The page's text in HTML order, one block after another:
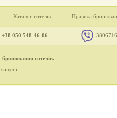
Каталог готелів Правила
+38 050 548-46-06
готелів.